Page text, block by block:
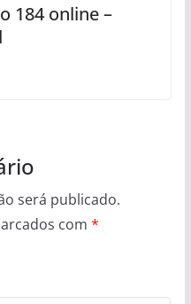
184 online –
será publicado.
com *